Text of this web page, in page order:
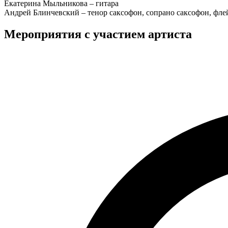
Екатерина Мыльникова – гитара
Андрей Блинчевский – тенор саксофон, сопрано саксофон,
Мероприятия с участием артиста